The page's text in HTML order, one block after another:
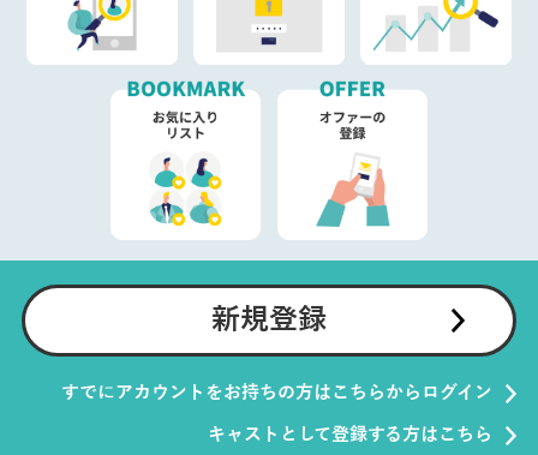
新規登録
すでにアカウントをお持ちの方はこちらからログイン
キャストとして登録する方はこちら